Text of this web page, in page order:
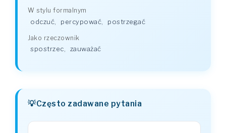
W stylu formalnym
odczuć percypować postrzegać
Jako rzeczownik
spostrzec, zauważać
Często zadawane pytania